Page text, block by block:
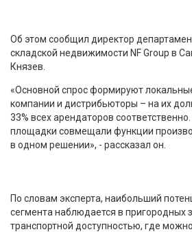
Об этом сообщил директор
складской недвижимости NF Group в
Князев.
«Основной спрос формируют
компании и дистрибьюторы – на их
33% всех арендаторов
площадки совмещали функции
в одном решении», - рассказал он.
По словам эксперта, наибольший
сегмента наблюдается в пригородных
транспортной доступностью, где